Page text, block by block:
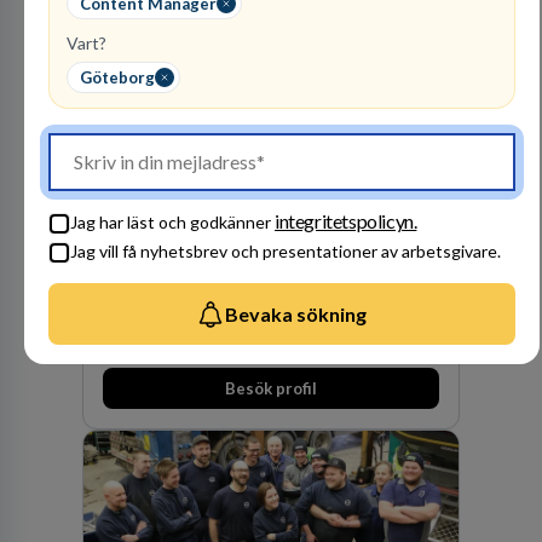
Vart?
Göteborg
Jag har läst och godkänner integritetspolicyn.
Jag vill få nyhetsbrev och presentationer av arbetsgivare.
Bevaka sökning
Advokatfirma DLA
Piper Sweden KB
ADVOKATBYRÅER
DLA Piper är en av världens största
advokatbyråer med kontor i över 40 länder i
Amerika, Europa, Mellanöstern, Afrika, Asien
och Oceanien. Vi är specialister inom
affärsjuridikens alla områden och vi har några
fler än 450 jurister på fem kontor i Stockholm,
Köpenhamn, Århus, Oslo och Helsingfors kan vi
på DLA Piper erbjuda våra klienter en unik,
effektiv och gränsöverskridande nordisk
expertis. På vårt kontor i centrala Stockholm är
Besök profil